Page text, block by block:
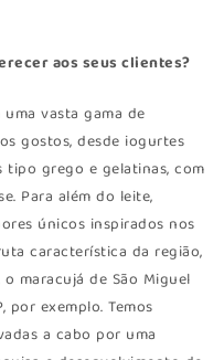
aos seus clientes?
vasta gama de
gostos, desde iogurtes
grego e gelatinas, com
Para além do leite,
únicos inspirados nos
característica da região,
maracujá de São Miguel
por exemplo. Temos
a cabo por uma